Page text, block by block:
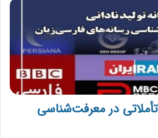
تأملاتی در معرفت‌شناسی